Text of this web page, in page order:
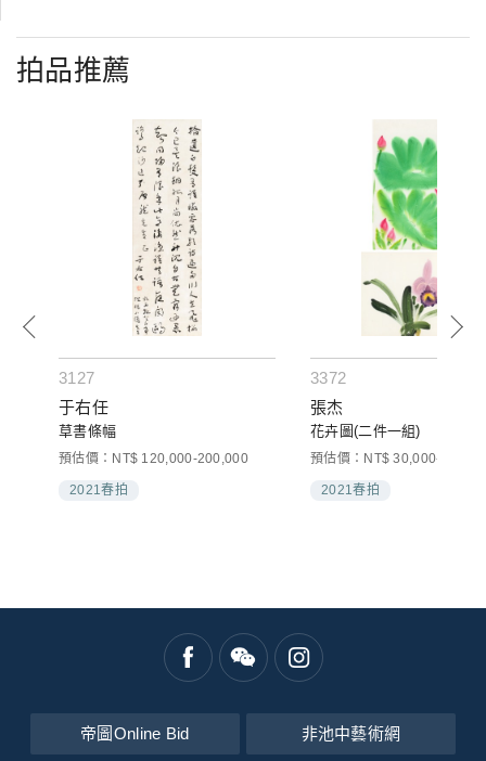
拍品推薦
3127
于右任
草書條幅
預估價：NT$ 120,000-200,000
2021春拍
3372
張杰
花卉圖(二件一組)
預估價：NT$ 30,000-50,000
2021春拍
帝圖Online Bid 非池中藝術網